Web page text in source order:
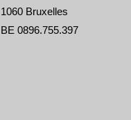
1060 Bruxelles
BE 0896.755.397